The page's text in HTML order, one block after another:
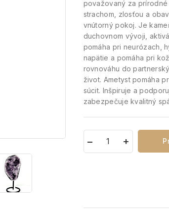
považovaný za
strachom, zlosťou a
vnútorný pokoj. Je
duchovnom vývoji,
pomáha pri neurózach,
napätie a pomáha pri
rovnováhu do
život. Ametyst pomáha
súcit. Inšpiruje a
zabezpečuje kvalitný